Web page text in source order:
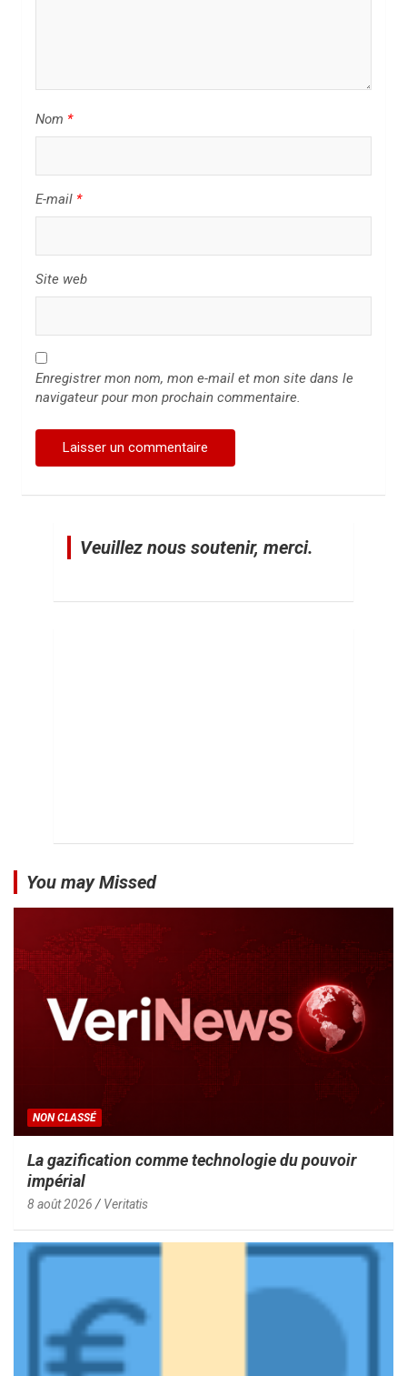
Nom *
E-mail *
Site web
Enregistrer mon nom, mon e-mail et mon site dans le
navigateur pour mon prochain commentaire.
Veuillez nous soutenir, merci.
You may Missed
NON CLASSÉ
La gazification comme technologie du pouvoir
impérial
8 août 2026 Veritatis